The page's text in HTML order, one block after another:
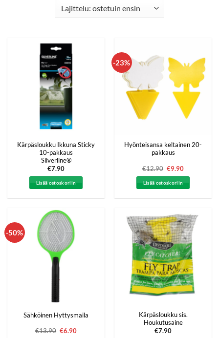
Kärpäsloukku Ikkuna Sticky
10-pakkaus
Silverline®
€7.90
Lisää ostoskoriin
-23%
Hyönteisansa keltainen 20-
pakkaus
€12.90 Alkuperäinen
oli:
€12.90.
€9.90Nykyinen
Lisää ostoskoriin
-50%
Sähköinen Hyttysmaila
€13.90 Alkuperäinen
€6.90Nykyinen
Kärpäsloukku sis.
Houkutusaine
€7.90